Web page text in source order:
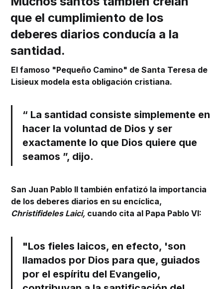
que el cumplimiento de los
deberes diarios conducía a la
santidad.
El famoso "Pequeño Camino" de Santa Teresa de
Lisieux modela esta obligación cristiana.
“ La santidad consiste simplemente en
hacer la voluntad de Dios y ser
exactamente lo que Dios quiere que
seamos ”, dijo.
San Juan Pablo II también enfatizó la importancia
de los deberes diarios en su encíclica,
Christifideles Laici, cuando cita al Papa Pablo VI:
"Los fieles laicos, en efecto, 'son
llamados por Dios para que, guiados
por el espíritu del Evangelio,